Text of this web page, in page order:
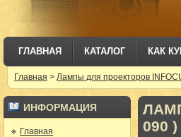
ГЛАВНАЯ КАТАЛОГ КАК
Главная > Лампы для проекторов
ИНФОРМАЦИЯ
Главная
090 )